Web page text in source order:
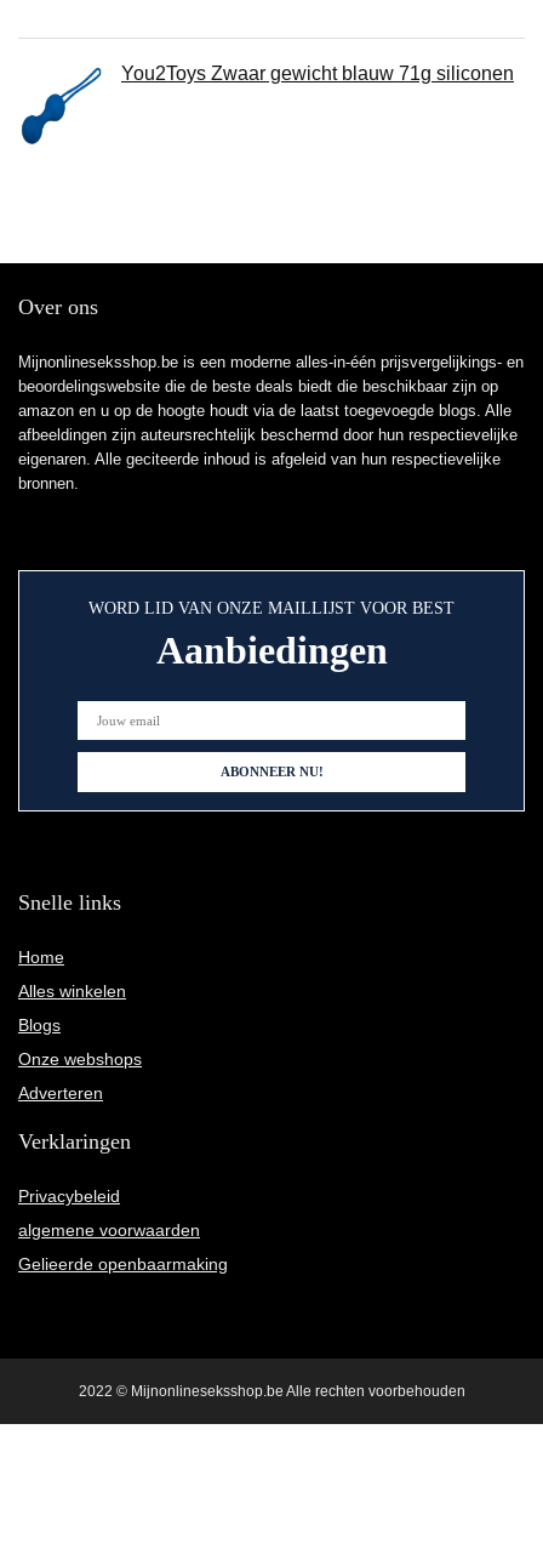
You2Toys Zwaar gewicht blauw 71g siliconen
Over ons
Mijnonlineseksshop.be is een moderne alles-in-één prijsvergelijkings- en
beoordelingswebsite die de beste deals biedt die beschikbaar zijn op
amazon en u op de hoogte houdt via de laatst toegevoegde blogs. Alle
afbeeldingen zijn auteursrechtelijk beschermd door hun respectievelijke
eigenaren. Alle geciteerde inhoud is afgeleid van hun respectievelijke
bronnen.
WORD LID VAN ONZE MAILLIJST VOOR BEST
Aanbiedingen
Snelle links
Home
Alles winkelen
Blogs
Onze webshops
Adverteren
Verklaringen
Privacybeleid
algemene voorwaarden
Gelieerde openbaarmaking
2022 © Mijnonlineseksshop.be Alle rechten voorbehouden